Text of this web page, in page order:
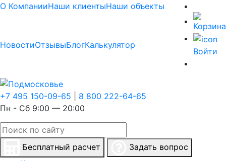
О КомпанииНаши клиентыНаши объекты
НовостиОтзывыБлогКалькулятор
Войти
+7 495 150-09-65
8 800 222-64-65
Пн - Сб 9:00 — 20:00
Бесплатный расчет
Задать вопрос